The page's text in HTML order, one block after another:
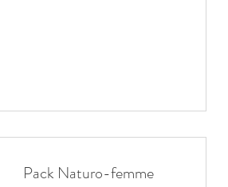
Pack Naturo-femme